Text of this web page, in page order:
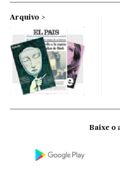
Arquivo
Baixe o